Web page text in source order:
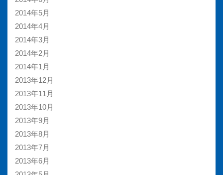
2014年5月
2014年4月
2014年3月
2014年2月
2014年1月
2013年12月
2013年11月
2013年10月
2013年9月
2013年8月
2013年7月
2013年6月